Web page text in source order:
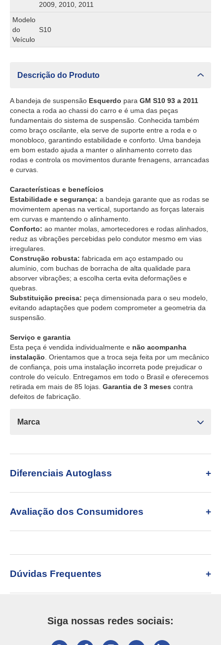
2009, 2010, 2011
Modelo
do
Veículo
S10
Descrição do Produto
A bandeja de suspensão Esquerdo para GM S10 93 a 2011
conecta a roda ao chassi do carro e é uma das peças
fundamentais do sistema de suspensão. Conhecida também
como braço oscilante, ela serve de suporte entre a roda e o
monobloco, garantindo estabilidade e conforto. Uma bandeja
em bom estado ajuda a manter o alinhamento correto das
rodas e controla os movimentos durante frenagens, arrancadas
e curvas.
Características e benefícios
Estabilidade e segurança: a bandeja garante que as rodas se
movimentem apenas na vertical, suportando as forças laterais
em curvas e mantendo o alinhamento.
Conforto: ao manter molas, amortecedores e rodas alinhados,
reduz as vibrações percebidas pelo condutor mesmo em vias
irregulares.
Construção robusta: fabricada em aço estampado ou
alumínio, com buchas de borracha de alta qualidade para
absorver vibrações; a escolha certa evita deformações e
quebras.
Substituição precisa: peça dimensionada para o seu modelo,
evitando adaptações que podem comprometer a geometria da
suspensão.
Serviço e garantia
Esta peça é vendida individualmente e não acompanha
instalação . Orientamos que a troca seja feita por um mecânico
de confiança, pois uma instalação incorreta pode prejudicar o
controle do veículo. Entregamos em todo o Brasil e oferecemos
retirada em mais de 85 lojas. Garantia de 3 meses contra
defeitos de fabricação.
Marca
Diferenciais Autoglass
Avaliação dos Consumidores
Dúvidas Frequentes
Siga nossas redes sociais: